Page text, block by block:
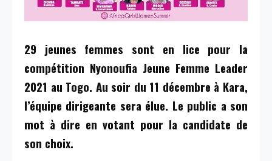
29 jeunes femmes sont en lice pour la
compétition Nyonoufia Jeune Femme Leader
2021 au Togo. Au soir du 11 décembre à Kara,
l’équipe dirigeante sera élue. Le public a son
mot à dire en votant pour la candidate de
son choix.